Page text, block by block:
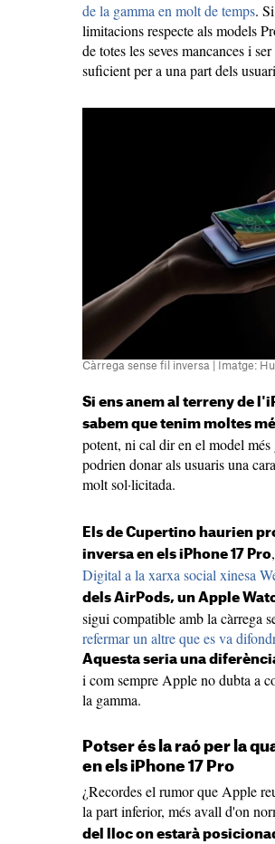
de la gamma en molt de temps.
limitacions respecte als models
de totes les seves mancances i
suficient per a una part dels
Càrrega sense fil inversa | Imatge:
Si ens anem al terreny de
sabem que tenim moltes
potent, ni cal dir en el model
podrien donar als usuaris una
molt sol·licitada.
Els de Cupertino haurien
inversa en els iPhone 17 Pro
Digital a la xarxa social xinesa
dels AirPods, un Apple
sigui compatible amb la càrrega
refermar un altre que es va
Aquesta seria una
i com sempre Apple no dubta a
la gamma.
Potser és la raó per la
en els iPhone 17 Pro
¿Recordes el rumor que Apple
la part inferior, més avall d'on
del lloc on estarà